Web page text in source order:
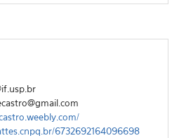
6732692164096698